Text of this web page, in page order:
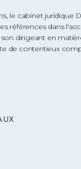
le cabinet juridique
références dans
dirigeant en
de contentieux